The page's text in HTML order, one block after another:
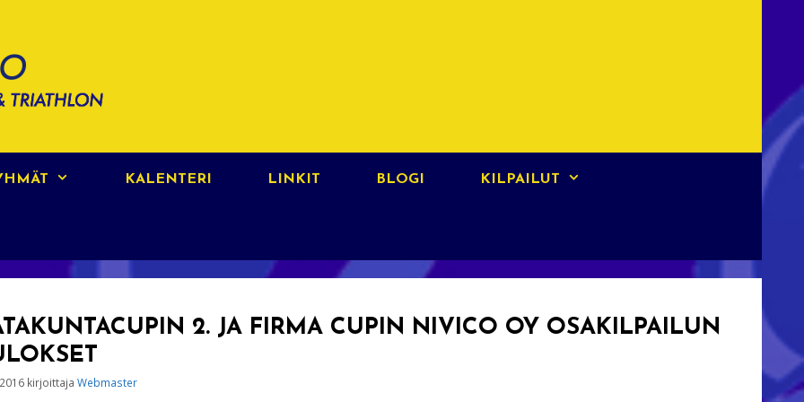
KALENTERI LINKIT BLOGI KILPAILUT
2. JA FIRMA CUPIN NIVICO OY OSAKILPAILUN
kirjoittaja Webmaster